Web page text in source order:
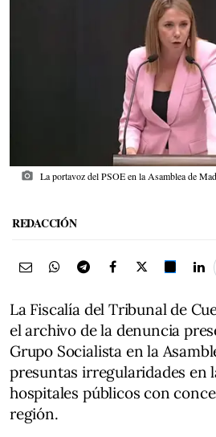
photo_camera La portavoz del PSOE en la Asamblea de
REDACCIÓN
La Fiscalía del Tribunal de
el archivo de la denuncia
Grupo Socialista en la
presuntas irregularidades en
hospitales públicos con
región.